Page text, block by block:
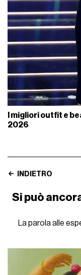
I migliori outfit e
2026
INDIETRO
Si può
La parola alle